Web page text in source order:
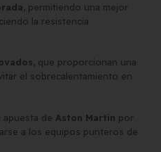
, permitiendo una mejor
la resistencia
, que proporcionan una
el sobrecalentamiento en
apuesta de Aston Martin por
a los equipos punteros de